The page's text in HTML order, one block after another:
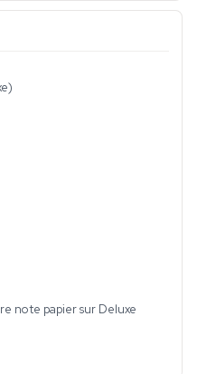
note papier sur Deluxe